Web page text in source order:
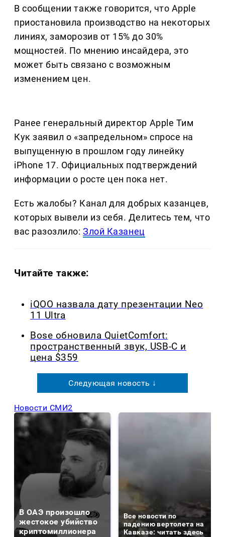
В сообщении также говорится, что Apple
приостановила производство на некоторых
линиях, заморозив от 15% до 30%
мощностей. По мнению инсайдера, это
может быть связано с возможным
изменением цен.
Ранее генеральный директор Apple Тим
Кук заявил о «запредельном» спросе на
выпущенную в прошлом году линейку
iPhone 17. Официальных подтверждений
информации о росте цен пока нет.
Есть жалобы? Канал для добрых казанцев,
которых вывели из себя. Делитеcь тем, что
вас разозлило:Злой Казанец
Читайте также:
iQOO назвала дату презентации Neo
11 Ultra
Bose обновила QuietComfort:
пространственный звук, USB-C и
цена $359
Следующая новость ↓
Новости СМИ2
В ОАЭ произошло
жестокое убийство
криптомиллионера
Все новости по
падению вертолета на
Кавказе: читать здесь